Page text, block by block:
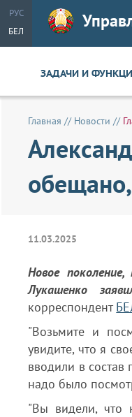
РУС
БЕЛ
ЗАДАЧИ И
Главная // Новости //
обещано,
11.03.2025
Новое
Лукашенко
корреспондент
"Возьмите и
увидите, что я
вводили в
надо было
"Вы видели, что